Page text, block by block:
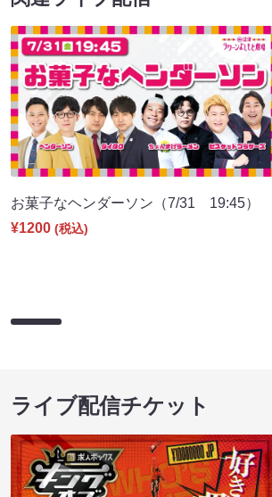
お菓子なヘンダーソン（7/31 19:45）
¥1200 (税込)
ライブ配信チケット